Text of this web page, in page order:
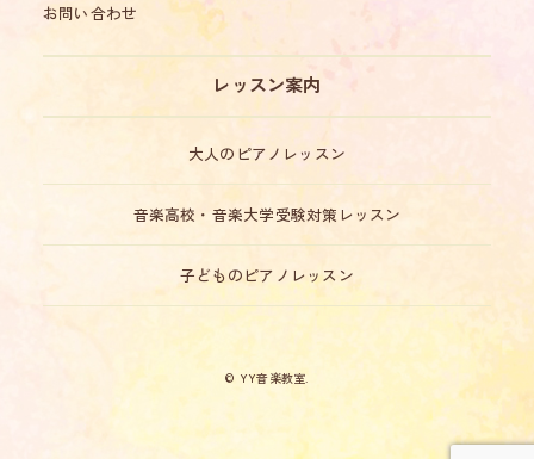
お問い合わせ
レッスン案内
大人のピアノレッスン
音楽高校・音楽大学受験対策レッスン
子どものピアノレッスン
© YY音楽教室.